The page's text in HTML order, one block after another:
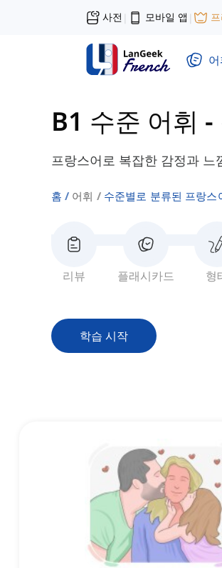
사전 | 모바일 앱 |
B1 수준 어휘 -
프랑스어로 복잡한 감정과
홈 어휘 수준별로 분류된 프랑스
리뷰 플래시카드 형
학습 시작